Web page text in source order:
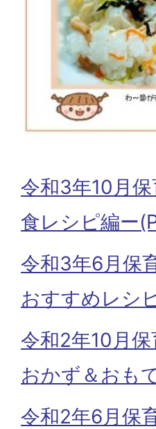
令和3年10月
食レシピ編ー
令和3年6月保
おすすめレシ
令和2年10月
おかず＆おも
令和2年6月保